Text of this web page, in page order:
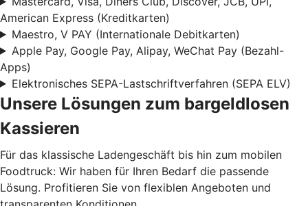
American Express (Kreditkarten)
Maestro, V PAY (Internationale Debitkarten)
Apple Pay, Google Pay, Alipay, WeChat Pay (Bezahl-
Apps)
Elektronisches SEPA-Lastschriftverfahren (SEPA ELV)
Unsere Lösungen zum bargeldlosen
Kassieren
Für das klassische Ladengeschäft bis hin zum mobilen
Foodtruck: Wir haben für Ihren Bedarf die passende
Lösung. Profitieren Sie von flexiblen Angeboten und